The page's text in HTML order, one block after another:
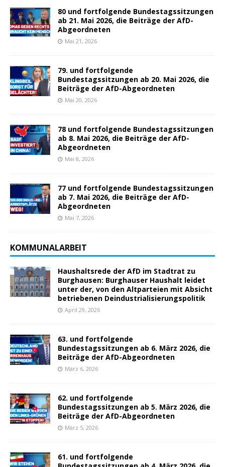
80 und fortfolgende Bundestagssitzungen
ab 21. Mai 2026, die Beiträge der AfD-
Abgeordneten
Mai 21, 2026
79. und fortfolgende
Bundestagssitzungen ab 20. Mai 2026, die
Beiträge der AfD-Abgeordneten
Mai 20, 2026
78 und fortfolgende Bundestagssitzungen
ab 8. Mai 2026, die Beiträge der AfD-
Abgeordneten
Mai 8, 2026
77 und fortfolgende Bundestagssitzungen
ab 7. Mai 2026, die Beiträge der AfD-
Abgeordneten
Mai 7, 2026
KOMMUNALARBEIT
Haushaltsrede der AfD im Stadtrat zu
Burghausen: Burghauser Haushalt leidet
unter der, von den Altparteien mit Absicht
betriebenen Deindustrialisierungspolitik
April 29, 2026
63. und fortfolgende
Bundestagssitzungen ab 6. März 2026, die
Beiträge der AfD-Abgeordneten
März 6, 2026
62. und fortfolgende
Bundestagssitzungen ab 5. März 2026, die
Beiträge der AfD-Abgeordneten
März 5, 2026
61. und fortfolgende